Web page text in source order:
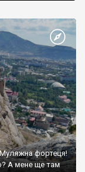
фортеця!
А мене ще там